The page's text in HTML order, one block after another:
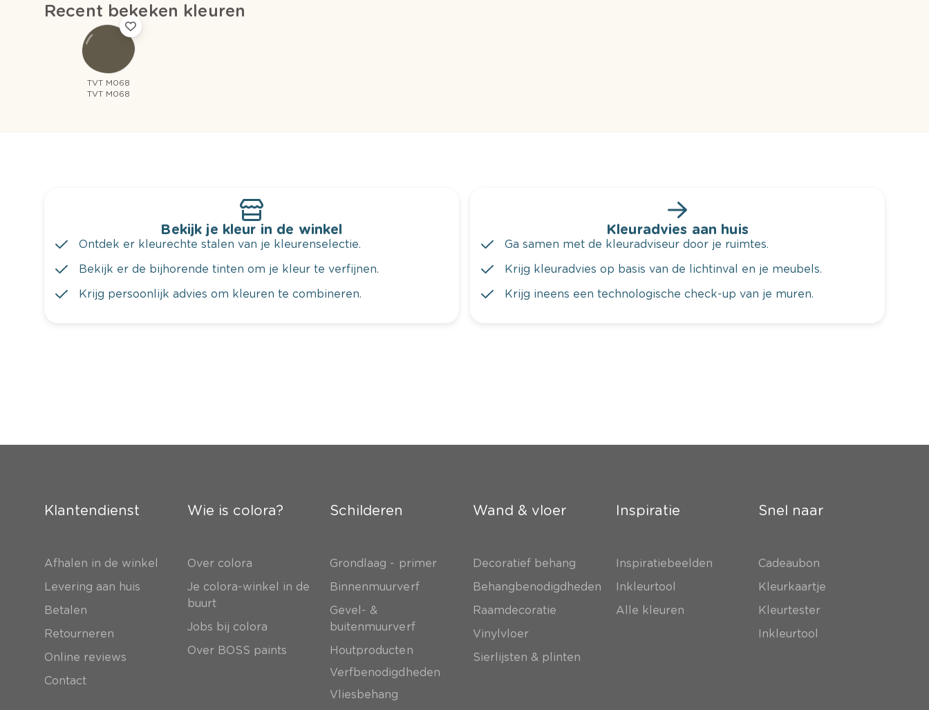
Recent bekeken kleuren
TVT M068
TVT M068
Bekijk je kleur in de winkel
Ontdek er kleurechte stalen van je kleurenselectie.
Bekijk er de bijhorende tinten om je kleur te verfijnen.
Krijg persoonlijk advies om kleuren te combineren.
Kleuradvies aan huis
Ga samen met de kleuradviseur door je ruimtes.
Krijg kleuradvies op basis van de lichtinval en je meubels.
Krijg ineens een technologische check-up van je muren.
Klantendienst
Afhalen in de winkel
Levering aan huis
Betalen
Retourneren
Online reviews
Contact
Wie is colora?
Over colora
Je colora-winkel in de
buurt
Jobs bij colora
Over BOSS paints
Schilderen
Grondlaag - primer
Binnenmuurverf
Gevel- &
buitenmuurverf
Houtproducten
Verfbenodigdheden
Vliesbehang
Wand & vloer
Decoratief behang
Behangbenodigdheden
Raamdecoratie
Vinylvloer
Sierlijsten & plinten
Inspiratie
Inspiratiebeelden
Inkleurtool
Alle kleuren
Snel naar
Cadeaubon
Kleurkaartje
Kleurtester
Inkleurtool